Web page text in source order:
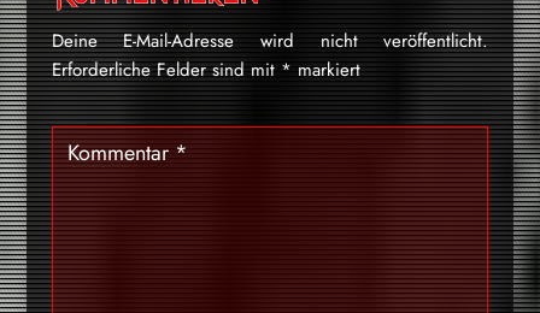
Deine E-Mail-Adresse wird nicht veröffentlicht.
Erforderliche Felder sind mit * markiert